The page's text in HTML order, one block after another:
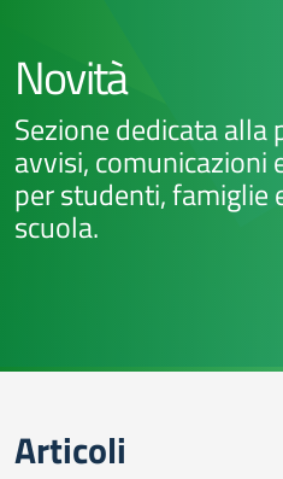
Novità
Sezione dedicata alla
avvisi, comunicazioni
per studenti, famiglie
scuola.
Articoli